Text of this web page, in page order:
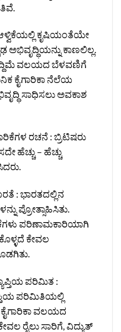
ಆಳ್ವಿಕೆಯಲ್ಲಿ ಕೃಷಿಯಂತೆಯೇ
ಕಾಣಲಿಲ್ಲ.
ಉದ್ದಿಮೆ ವಲಯದ ಬೆಳವಣಿಗೆ
ಕೈಗಾರಿಕಾ ನೆಲೆಯ
ಸಾಧಿಸಲು ಅವಕಾಶ
ರಚನೆ : ಬ್ರಿಟಿಷರು
ಹೆಚ್ಚು – ಹೆಚ್ಚು
: ಭಾರತದಲ್ಲಿನ
ಪ್ರೋತ್ಸಾಹಿಸಿತು.
ಪರಿಣಾಮಕಾರಿಯಾಗಿ
ಕೇವಲ
ಪರಿಮಿತ :
ಪರಿಮಿತಿಯಲ್ಲಿ
ವಲಯದ
ರೈಲು ಸಾರಿಗೆ, ವಿದ್ಯುತ್‌